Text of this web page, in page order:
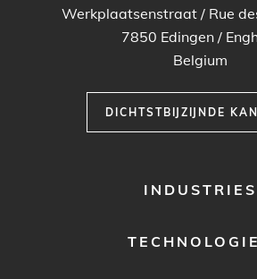
Werkplaatsenstraat / Rue
7850 Edingen /
Belgium
DICHTSTBIJZIJNDE
INDUSTRIES